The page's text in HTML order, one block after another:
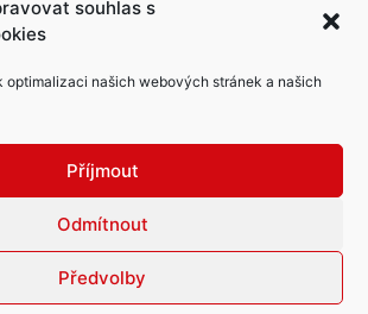
souhlas s
optimalizaci našich webových stránek a našich
Příjmout
Odmítnout
Předvolby
A KODEX DISKUTUJÍCÍCH
LOGO A LOGO MANUÁL
Brdy
o zpracování osobních údajů